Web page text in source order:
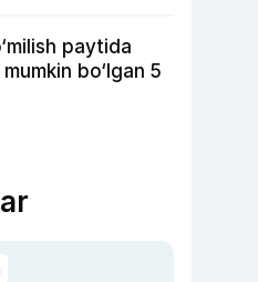
paytida
bo‘lgan 5